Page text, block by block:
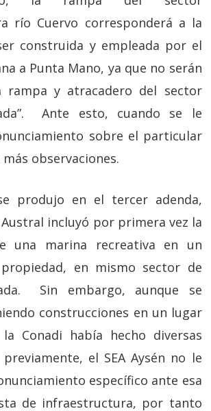
río Cuervo corresponderá a la
construida y empleada por el
a Punta Mano, ya que no serán
rampa y atracadero del sector
”. Ante esto, cuando se le
sobre el particular
observaciones.
produjo en el tercer adenda,
incluyó por primera vez la
una marina recreativa en un
en mismo sector de
Sin embargo, aunque se
construcciones en un lugar
Conadi había hecho diversas
el SEA Aysén no le
específico ante esa
de infraestructura, por tanto